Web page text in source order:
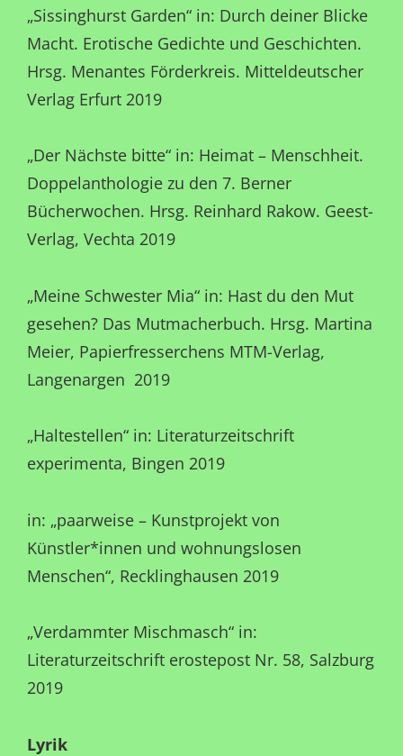
„Sissinghurst Garden“ in: Durch deiner Blicke
Macht. Erotische Gedichte und Geschichten.
Hrsg. Menantes Förderkreis. Mitteldeutscher
Verlag Erfurt 2019
„Der Nächste bitte“ in: Heimat – Menschheit.
Doppelanthologie zu den 7. Berner
Bücherwochen. Hrsg. Reinhard Rakow. Geest-
Verlag, Vechta 2019
„Meine Schwester Mia“ in: Hast du den Mut
gesehen? Das Mutmacherbuch. Hrsg. Martina
Meier, Papierfresserchens MTM-Verlag,
Langenargen 2019
„Haltestellen“ in: Literaturzeitschrift
experimenta, Bingen 2019
in: „paarweise – Kunstprojekt von
Künstler*innen und wohnungslosen
Menschen“, Recklinghausen 2019
„Verdammter Mischmasch“ in:
Literaturzeitschrift erostepost Nr. 58, Salzburg
2019
Lyrik